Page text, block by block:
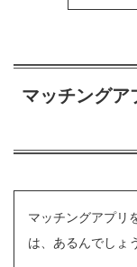
マッチングア
マッチングアプリ
は、あるんでしょ